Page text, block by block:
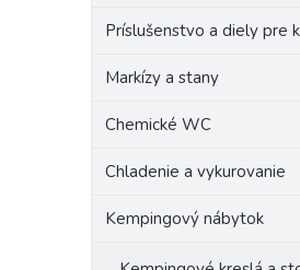
Príslušenstvo a diely pre
Markízy a stany
Chemické WC
Chladenie a vykurovanie
Kempingový nábytok